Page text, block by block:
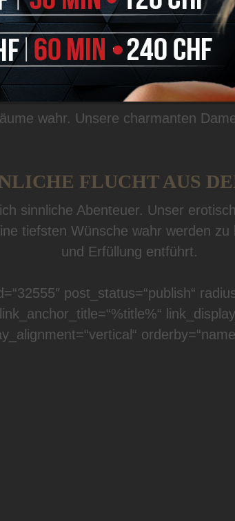
und Entspannung pur. Eine
Träume wahr werden:
wahr. Unsere charmanten
FLUCHT AUS
sinnliche Abenteuer. Unser
tiefsten Wünsche wahr werden
und Erfüllung entführt.
post_status=“publish“